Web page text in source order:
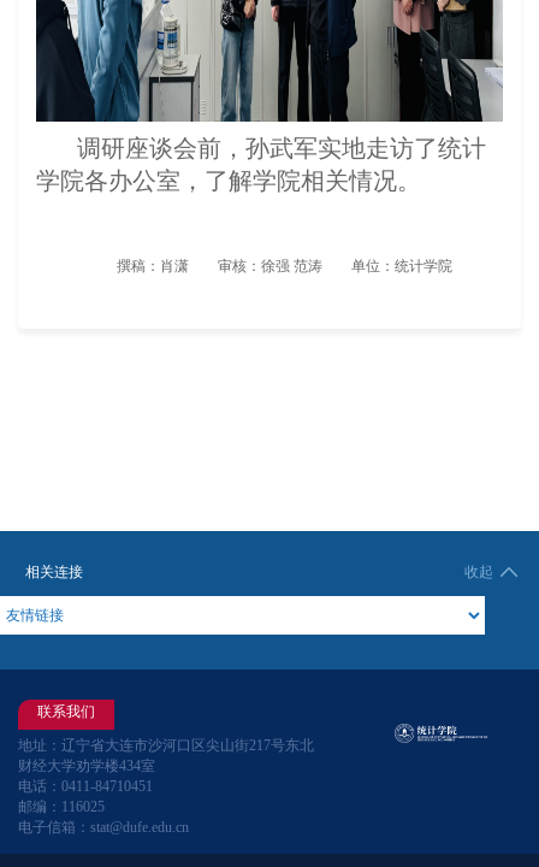
调研座谈会前，孙武军实地走访了统计
学院各办公室，了解学院相关情况。
撰稿：肖潇 审核：徐强 范涛 单位：统计学院
相关连接 收起
联系我们
地址：辽宁省大连市沙河口区尖山街217号东北
财经大学劝学楼434室
电话：0411-84710451
邮编：116025
电子信箱：stat@dufe.edu.cn